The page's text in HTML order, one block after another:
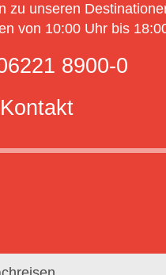
zu unseren
von 10:00 Uhr bis
8900-0
Kontakt